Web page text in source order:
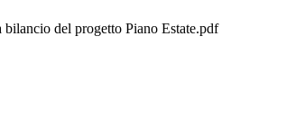
bilancio del progetto Piano Estate.pdf